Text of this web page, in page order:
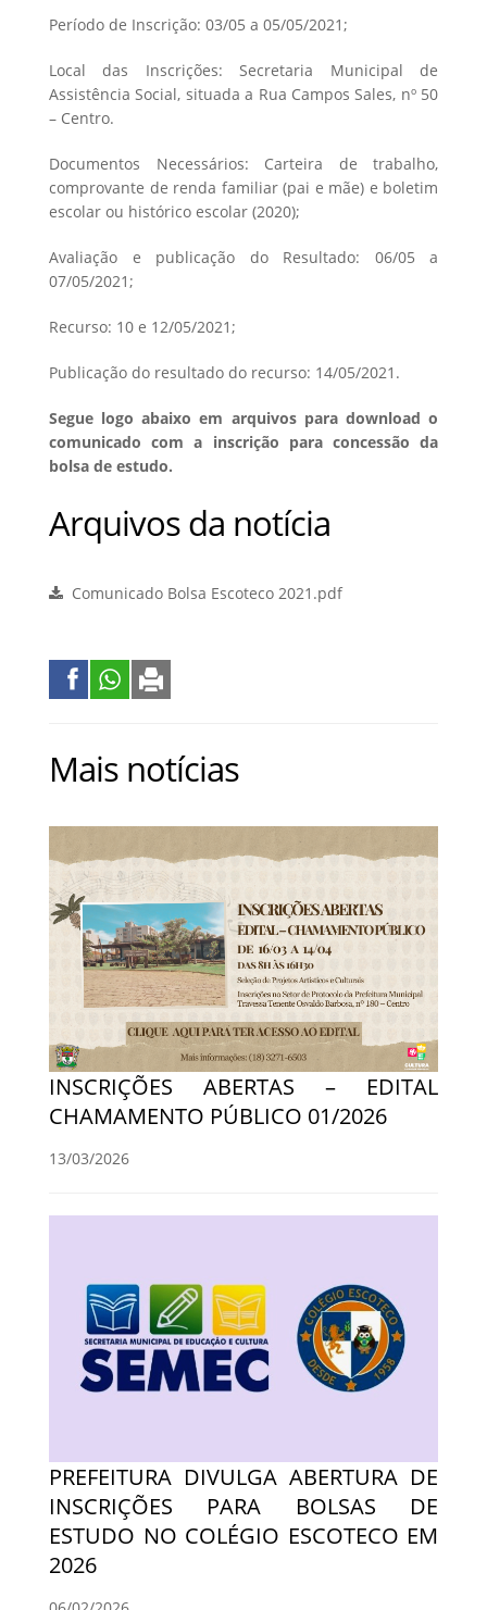
Período de Inscrição: 03/05 a 05/05/2021;
Local das Inscrições: Secretaria Municipal de
Assistência Social, situada a Rua Campos Sales, nº 50
– Centro.
Documentos Necessários: Carteira de trabalho,
comprovante de renda familiar (pai e mãe) e boletim
escolar ou histórico escolar (2020);
Avaliação e publicação do Resultado: 06/05 a
07/05/2021;
Recurso: 10 e 12/05/2021;
Publicação do resultado do recurso: 14/05/2021.
Segue logo abaixo em arquivos para download o
comunicado com a inscrição para concessão da
bolsa de estudo.
Arquivos da notícia
Comunicado Bolsa Escoteco 2021.pdf
Mais notícias
INSCRIÇÕES ABERTAS – EDITAL
CHAMAMENTO PÚBLICO 01/2026
13/03/2026
PREFEITURA DIVULGA ABERTURA DE
INSCRIÇÕES PARA BOLSAS DE
ESTUDO NO COLÉGIO ESCOTECO EM
2026